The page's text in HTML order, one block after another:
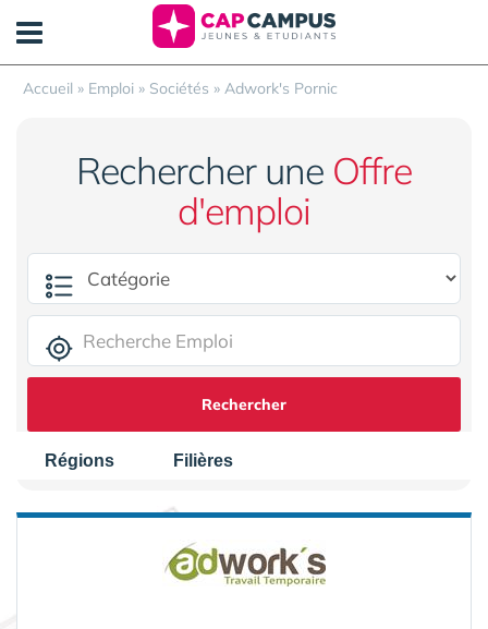
Accueil » Emploi » Sociétés » Adwork's Pornic
Rechercher une Offre
d'emploi
Rechercher
Régions Filières
Panneau de gestion des cookies